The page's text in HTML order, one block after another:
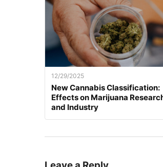
12/29/2025
New Cannabis Classification:
Effects on Marijuana
and Industry